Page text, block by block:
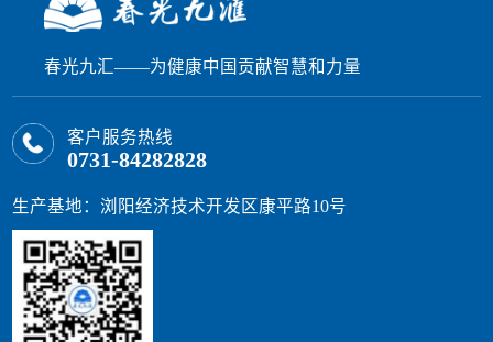
春光九汇——为健康中国贡献智慧和力量
客户服务热线
0731-84282828
生产基地：浏阳经济技术开发区康平路10号